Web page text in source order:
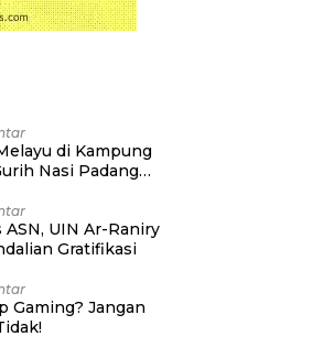
di Kampung
Nasi Padang
UIN Ar-Raniry
Gratifikasi
Gaming? Jangan